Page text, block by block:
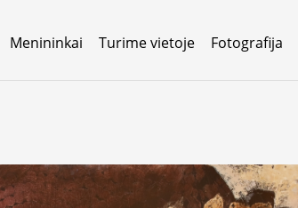
Menininkai Turime vietoje Fotografija